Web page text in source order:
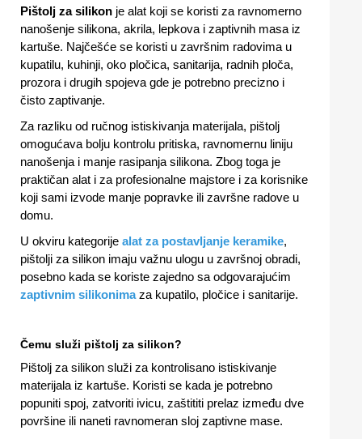
Pištolj za silikon je alat koji se koristi za ravnomerno
nanošenje silikona, akrila, lepkova i zaptivnih masa iz
kartuše. Najčešće se koristi u završnim radovima u
kupatilu, kuhinji, oko pločica, sanitarija, radnih ploča,
prozora i drugih spojeva gde je potrebno precizno i
čisto zaptivanje.
Za razliku od ručnog istiskivanja materijala, pištolj
omogućava bolju kontrolu pritiska, ravnomernu liniju
nanošenja i manje rasipanja silikona. Zbog toga je
praktičan alat i za profesionalne majstore i za korisnike
koji sami izvode manje popravke ili završne radove u
domu.
U okviru kategorije alat za postavljanje keramike,
pištolji za silikon imaju važnu ulogu u završnoj obradi,
posebno kada se koriste zajedno sa odgovarajućim
zaptivnim silikonimaza kupatilo, pločice i sanitarije.
Čemu služi pištolj za silikon?
Pištolj za silikon služi za kontrolisano istiskivanje
materijala iz kartuše. Koristi se kada je potrebno
popuniti spoj, zatvoriti ivicu, zaštititi prelaz između dve
površine ili naneti ravnomeran sloj zaptivne mase.